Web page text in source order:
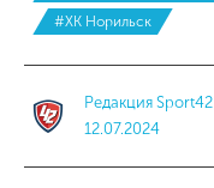
#ХК Норильск
Редакция Sport42
12.07.2024